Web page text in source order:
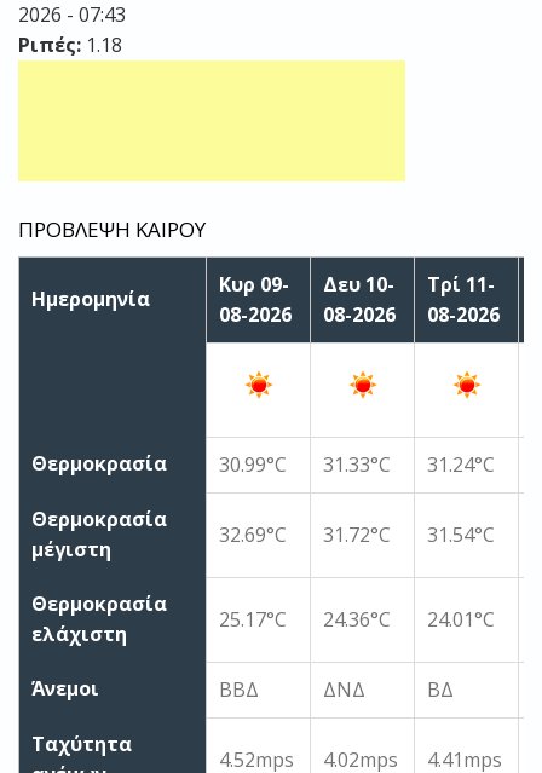
2026 - 07:43
Ριπές: 1.18
ΠΡΟΒΛΕΨΗ ΚΑΙΡΟΥ
Ημερομηνία
Κυρ 09-
08-2026
Δευ 10-
08-2026
Τρί 11-
08-2026
Θερμοκρασία 30.99°C 31.33°C 31.24°C
Θερμοκρασία
μέγιστη
32.69°C 31.72°C 31.54°C
Θερμοκρασία
ελάχιστη
25.17°C 24.36°C 24.01°C
Άνεμοι ΒΒΔ ΔΝΔ ΒΔ
Ταχύτητα
4.52mps 4.02mps 4.41mps